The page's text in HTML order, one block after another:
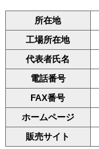
所在地
工場所在地
代表者氏名
電話番号
FAX番号
ホームページ
販売サイト